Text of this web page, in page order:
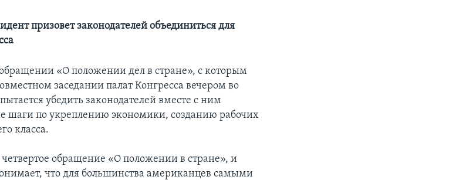
призовет законодателей объединиться для
«О положении дел в стране», с которым
заседании палат Конгресса вечером во
убедить законодателей вместе с ним
шаги по укреплению экономики, созданию рабочих
класса.
обращение «О положении в стране», и
что для большинства американцев самыми